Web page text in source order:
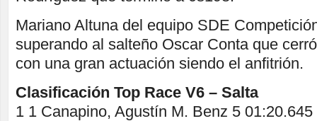
Mariano Altuna del equipo SDE
superando al salteño Oscar Conta que
con una gran actuación siendo el anfitrión.
Clasificación Top Race V6 – Salta
1 1 Canapino, Agustín M. Benz 5 01:20.645